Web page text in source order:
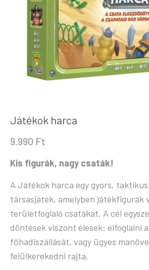
Játékok harca
9.990 Ft
Kis figurák, nagy csaták!
A Játékok harca egy gyors,
társasjáték, amelyben játékfigurák
területfoglaló csatákat. A cél
döntések viszont élesek: elfoglalni
főhadiszállását, vagy ügyes
felülkerekedni rajta.